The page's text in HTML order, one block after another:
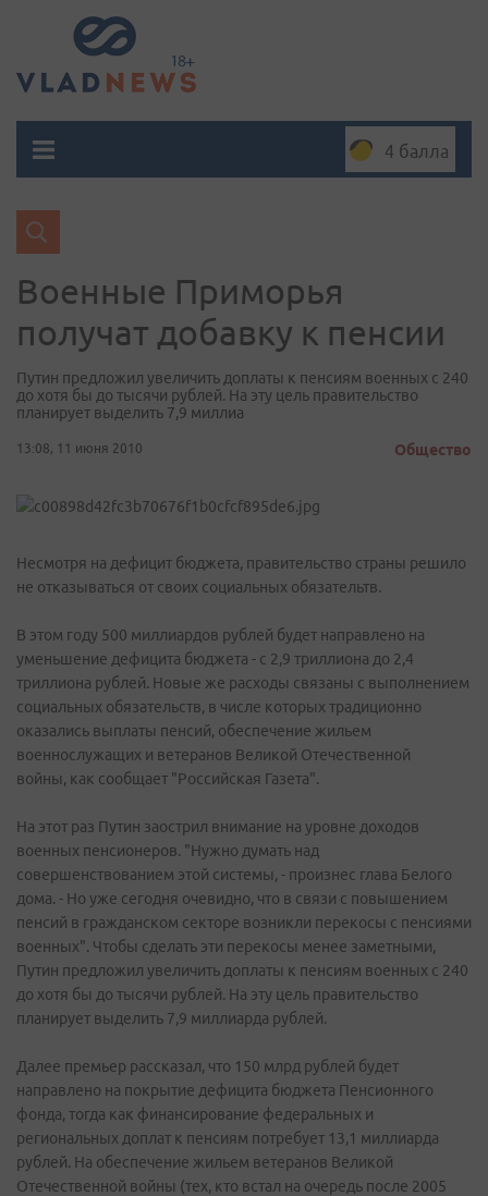
4 балла
Военные Приморья
получат добавку к пенсии
Путин предложил увеличить доплаты к пенсиям военных с 240
до хотя бы до тысячи рублей. На эту цель правительство
планирует выделить 7,9 миллиа
13:08, 11 июня 2010 Общество
Несмотря на дефицит бюджета, правительство страны решило
не отказываться от своих социальных обязательтв.
В этом году 500 миллиардов рублей будет направлено на
уменьшение дефицита бюджета - с 2,9 триллиона до 2,4
триллиона рублей. Новые же расходы связаны с выполнением
социальных обязательств, в числе которых традиционно
оказались выплаты пенсий, обеспечение жильем
военнослужащих и ветеранов Великой Отечественной
войны, как сообщает "Российская Газета".
На этот раз Путин заострил внимание на уровне доходов
военных пенсионеров. "Нужно думать над
совершенствованием этой системы, - произнес глава Белого
дома. - Но уже сегодня очевидно, что в связи с повышением
пенсий в гражданском секторе возникли перекосы с пенсиями
военных". Чтобы сделать эти перекосы менее заметными,
Путин предложил увеличить доплаты к пенсиям военных с 240
до хотя бы до тысячи рублей. На эту цель правительство
планирует выделить 7,9 миллиарда рублей.
Далее премьер рассказал, что 150 млрд рублей будет
направлено на покрытие дефицита бюджета Пенсионного
фонда, тогда как финансирование федеральных и
региональных доплат к пенсиям потребует 13,1 миллиарда
рублей. На обеспечение жильем ветеранов Великой
Отечественной войны (тех, кто встал на очередь после 2005